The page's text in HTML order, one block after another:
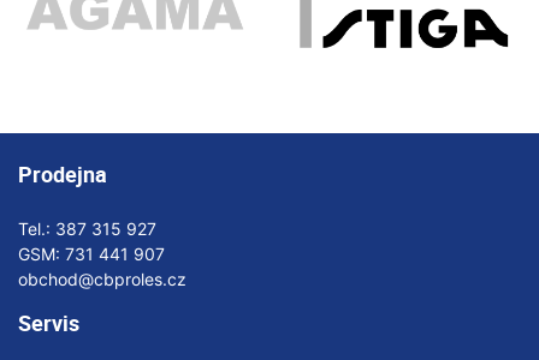
Prodejna
Tel.: 387 315 927
GSM: 731 441 907
obchod@cbproles.cz
Servis